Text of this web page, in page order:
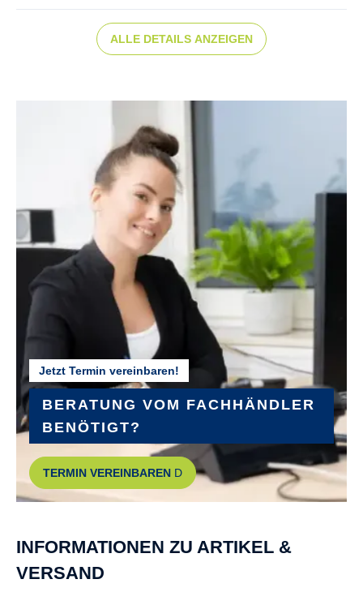
GABEL :
leichte Gabel mit 1 1/8 Zoll Aluminium-Schaft
GEWICHT :
ca. 6 kg
1
KETTENSCHUTZ :
Hebie Chainlooper Kettenschutz
KURBELGARNITUR :
LENKER :
ALLE DETAILS ANZEIGEN
Jetzt Termin vereinbaren!
BERATUNG VOM FACHHÄNDLER
BENÖTIGT?
TERMIN VEREINBAREN
INFORMATIONEN ZU ARTIKEL &
VERSAND